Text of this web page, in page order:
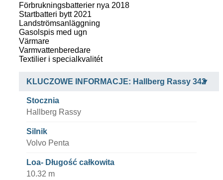
Förbrukningsbatterier nya 2018
Startbatteri bytt 2021
Landströmsanläggning
Gasolspis med ugn
Värmare
Varmvattenberedare
Textilier i specialkvalitét
KLUCZOWE INFORMACJE: Hallberg Rassy 342
Stocznia
Hallberg Rassy
Silnik
Volvo Penta
Loa- Długość całkowita
10.32 m